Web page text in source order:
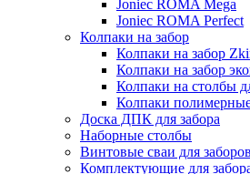
Joniec ROMA Mega
Joniec ROMA Perfect
Колпаки на забор
Колпаки на забор
Колпаки на забор
Колпаки на столбы
Колпаки
Доска ДПК для забора
Наборные столбы
Винтовые сваи для заборов
Комплектующие для